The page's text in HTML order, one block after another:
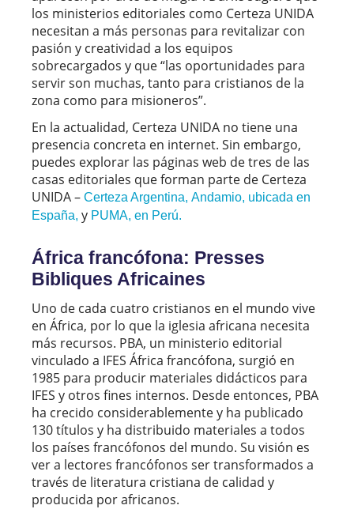
los ministerios editoriales como Certeza UNIDA
necesitan a más personas para revitalizar con
pasión y creatividad a los equipos
sobrecargados y que “las oportunidades para
servir son muchas, tanto para cristianos de la
zona como para misioneros”.
En la actualidad, Certeza UNIDA no tiene una
presencia concreta en internet. Sin embargo,
puedes explorar las páginas web de tres de las
casas editoriales que forman parte de Certeza
UNIDA – Certeza Argentina, Andamio, ubicada en
España, y PUMA, en Perú.
África francófona: Presses
Bibliques Africaines
Uno de cada cuatro cristianos en el mundo vive
en África, por lo que la iglesia africana necesita
más recursos. PBA, un ministerio editorial
vinculado a IFES África francófona, surgió en
1985 para producir materiales didácticos para
IFES y otros fines internos. Desde entonces, PBA
ha crecido considerablemente y ha publicado
130 títulos y ha distribuido materiales a todos
los países francófonos del mundo. Su visión es
ver a lectores francófonos ser transformados a
través de literatura cristiana de calidad y
producida por africanos.